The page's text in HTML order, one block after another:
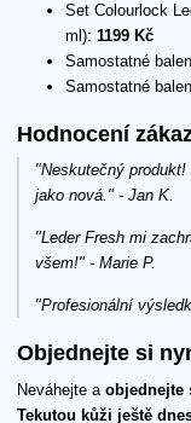
Set Colourlock
ml): 1199 Kč
Samostatné
Samostatné
Hodnocení
"Neskutečný
jako nová." - Jan K.
"Leder Fresh mi
všem!" - Marie P.
"Profesionální
Objednejte si
Neváhejte a objednejte
Tekutou kůži ještě